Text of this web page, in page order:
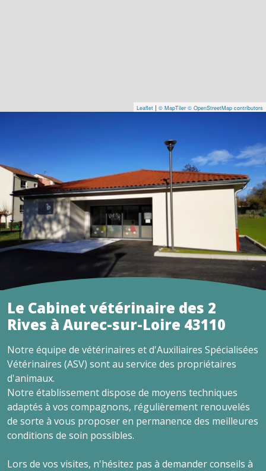
Leaflet | © MapTiler © OpenStreetMap contributors
Le Cabinet vétérinaire des 2
Rives à Aurec-sur-Loire 43110
Notre équipe de vétérinaires et d'Auxiliaires Spécialisées
Vétérinaires (ASV) sont au service des propriétaires
d'animaux.
Notre établissement dispose de moyens techniques
adaptés à vos compagnons, régulièrement renouvelés
de sorte à vous proposer en permanence des meilleures
conditions de soin possibles.
Lors de vos visites, n'hésitez pas à demander conseils à